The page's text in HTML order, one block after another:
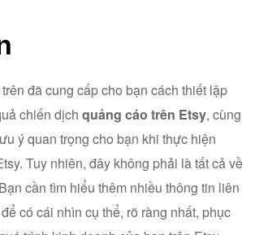
đã cung cấp cho bạn cách thiết lập
chiến dịch quảng cáo trên Etsy, cùng
ý quan trọng cho bạn khi thực hiện
Tuy nhiên, đây không phải là tất cả về
cần tìm hiểu thêm nhiều thông tin liên
có cái nhìn cụ thể, rõ ràng nhất, phục